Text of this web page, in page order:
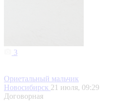
3
Ориетальный мальчик
Новосибирск 21 июля, 09:29
Договорная